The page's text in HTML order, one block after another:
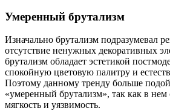
Умеренный брутализм
Изначально брутализм подразумевал
отсутствие ненужных декоративных
брутализм обладает эстетикой
спокойную цветовую палитру и
Поэтому данному тренду больше
«умеренный брутализм», так как в нем
мягкость и уязвимость.